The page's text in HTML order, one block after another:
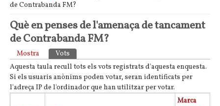
de Contrabanda FM?
Què en penses de l'amenaça de tancament
de Contrabanda FM?
Pestanyes primàries
Mostra Vots
Aquesta taula recull tots els vots registrats d'aquesta enquesta.
Si els usuaris anònims poden votar, seran identificats per
l'adreça IP de l'ordinador que han utilitzar per votar.
Marca